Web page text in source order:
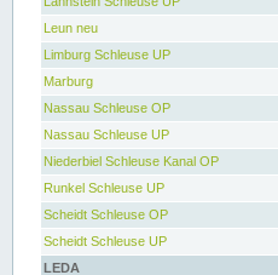
Leun neu
Limburg Schleuse UP
Marburg
Nassau Schleuse OP
Nassau Schleuse UP
Niederbiel Schleuse Kanal OP
Runkel Schleuse UP
Scheidt Schleuse OP
Scheidt Schleuse UP
LEDA